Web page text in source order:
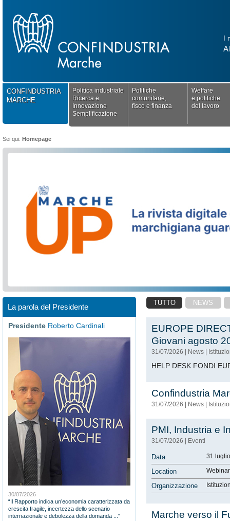
CONFINDUSTRIA
MARCHE
Politica industriale
Ricerca e
Innovazione
Semplificazione
Politiche
comunitarie,
fisco e finanza
Welfare
e politiche
del lavoro
Sei qui: Homepage
TUTTO NEWS
EUROPE
Giovani agosto
31/07/2026 News
HELP DESK FONDI
Confindustria
31/07/2026 News
PMI, Industria e
31/07/2026 Eventi
Data 31
Location Webinar
Organizzazione
Marche verso il
La parola del Presidente
Presidente Roberto Cardinali
30/07/2026
“Il Rapporto indica un’economia caratterizzata da
crescita fragile, incertezza dello scenario
internazionale e debolezza della domanda ..."